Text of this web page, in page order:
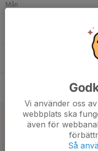
Mån
Vi använder oss
webbplats ska
även för
Så